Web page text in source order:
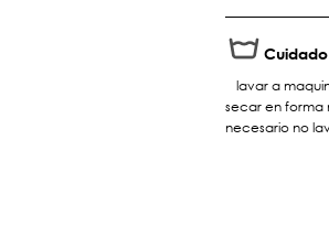
lavar a
secar en forma
necesario no